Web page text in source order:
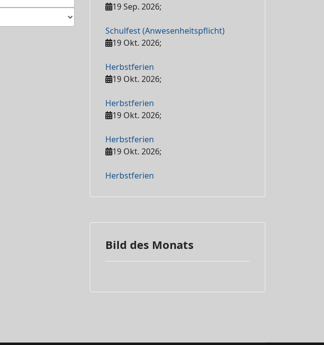
19 Sep. 2026;
Schulfest (Anwesenheitspflicht)
19 Okt. 2026;
Herbstferien
19 Okt. 2026;
Herbstferien
19 Okt. 2026;
Herbstferien
19 Okt. 2026;
Herbstferien
Bild des Monats